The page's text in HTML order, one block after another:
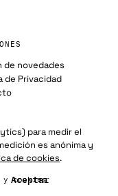
de novedades
de Privacidad
cookies
para medir el
es anónima y
de cookies.
Aceptar